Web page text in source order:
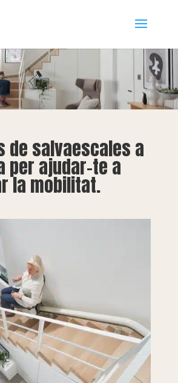
de salvaescales a
per ajudar-te a
la mobilitat.